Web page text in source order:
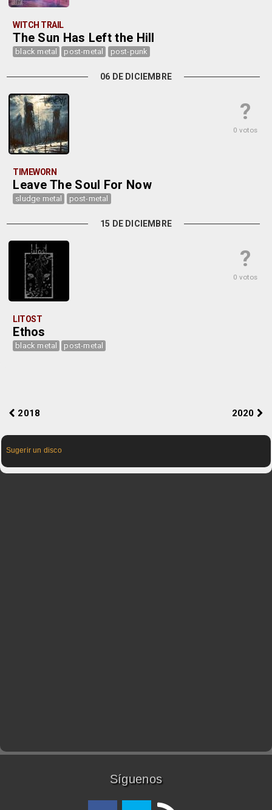
WITCH TRAIL
The Sun Has Left the Hill
black metal post-metal post-punk
06 DE DICIEMBRE
?
0 votos
TIMEWORN
Leave The Soul For Now
sludge metal post-metal
15 DE DICIEMBRE
?
0 votos
LITOST
Ethos
black metal post-metal
2018 2020
Sugerir un disco
Síguenos